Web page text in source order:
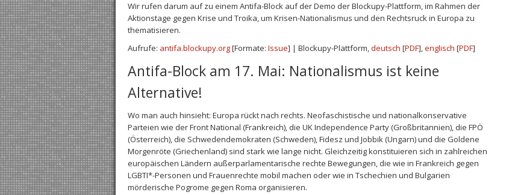
Wir rufen darum auf zu einem Antifa-Block auf der Demo der Blockupy-Plattform, im Rahmen der
Aktionstage gegen Krise und Troika, um Krisen-Nationalismus und den Rechtsruck in Europa zu
thematisieren.
Aufrufe: antifa.blockupy.org[Formate: Issue] | Blockupy-Plattform,deutsch [PDF],englisch [PDF]
Antifa-Block am 17. Mai: Nationalismus ist keine
Alternative!
Wo man auch hinsieht: Europa rückt nach rechts. Neofaschistische und nationalkonservative
Parteien wie der Front National (Frankreich), die UK Independence Party (Großbritannien), die FPÖ
(Österreich), die Schwedendemokraten (Schweden), Fidesz und Jobbik (Ungarn) und die Goldene
Morgenröte (Griechenland) sind stark wie lange nicht. Gleichzeitig konstituieren sich in zahlreichen
europäischen Ländern außerparlamentarische rechte Bewegungen, die wie in Frankreich gegen
LGBTI*-Personen und Frauenrechte mobil machen oder wie in Tschechien und Bulgarien
mörderische Pogrome gegen Roma organisieren.